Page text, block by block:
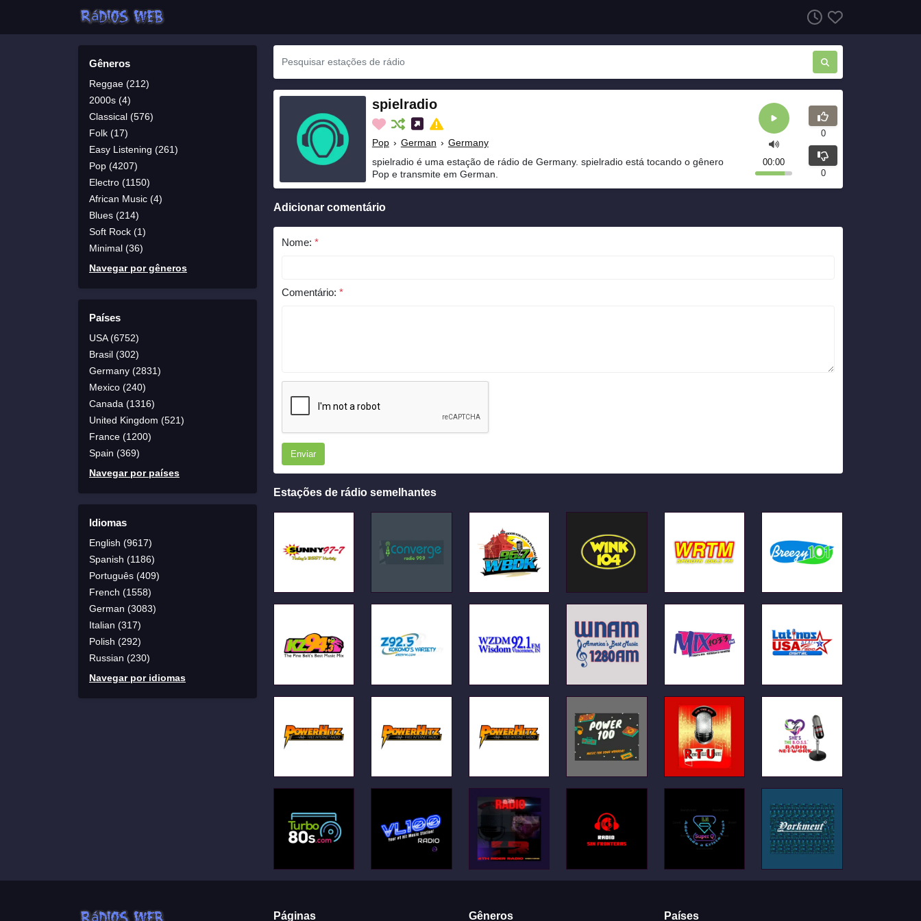
Gêneros
Reggae (212)
2000s (4)
Classical (576)
Folk (17)
Easy Listening (261)
Pop (4207)
Electro (1150)
African Music (4)
Blues (214)
Soft Rock (1)
Minimal (36)
Navegar por gêneros
Países
USA (6752)
Brasil (302)
Germany (2831)
Mexico (240)
Canada (1316)
United Kingdom (521)
France (1200)
Spain (369)
Navegar por países
Idiomas
English (9617)
Spanish (1186)
Português (409)
French (1558)
German (3083)
Italian (317)
Polish (292)
Russian (230)
Navegar por idiomas
spielradio
Pop › German › Germany
spielradio é uma estação de rádio de Germany. spielradio está tocando o gênero
Pop e transmite em German.
00:00
0
0
Adicionar comentário
Nome: *
Comentário: *
Enviar
Estações de rádio semelhantes
Páginas Gêneros Países